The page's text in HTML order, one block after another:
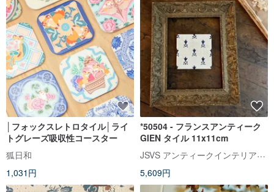
│フォックスレトロタイル│ライ
トグレーズ吸収性コースター
狐日和
1,031円
*50504 - フランスアンティーク
GIEN タイル 11x11cm
JSVS アンティークインテリアセレクトショップ
5,609円